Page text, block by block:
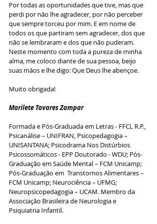
Por todas as oportunidades que tive, mas que
perdi por não lhe agradecer, por não perceber
que sempre torceu por mim. E em nome de
todos os que partiram sem agradecer, dos que
não se lembraram e dos que não puderam.
Neste momento com toda a pureza de minha
alma, me coloco diante de sua pessoa, beijo
suas mãos e lhe digo: Que Deus lhe abençoe.
Muito obrigada!
Marilete Tavares Zampar
Formada e Pós-Graduada em Letras - FFCL R.P.,
Psicanálise – UNIFRAN, Psicopedagogia –
UNISANTANA; Psicodrama Nos Distúrbios
Psicossomáticos - EPP Doutorado - WDU; Pós-
Graduação em Saúde Mental – FCM Unicamp;
Pós-Graduação em  Transtornos Alimentares –
FCM Unicamp; Neurociência – UFMG;
Neuropsicopedagogia – UCAM. Membro da
Associação Brasileira de Neurologia e
Psiquiatria Infantil.